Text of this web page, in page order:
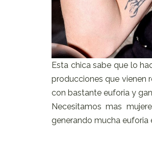
Esta chica sabe que lo
producciones que vienen
con bastante euforia y
Necesitamos mas
generando mucha euforia